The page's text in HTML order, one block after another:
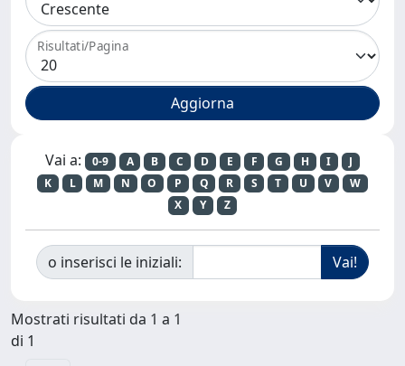
Risultati/Pagina
Vai a: 0-9 A B C D E F G H I
J
K
L M N O P Q R S T U V
W
X
Y Z
o inserisci le iniziali:
Mostrati risultati da 1 a 1
di 1